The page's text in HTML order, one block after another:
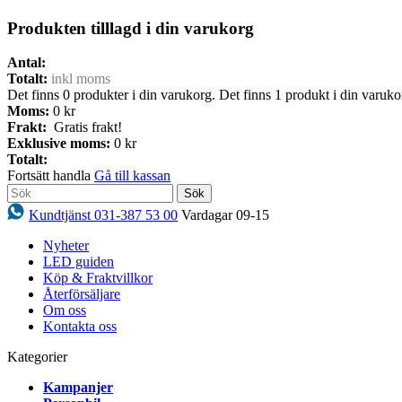
Produkten tilllagd i din varukorg
Antal:
Totalt: inkl moms
Det finns 0 produkter i din varukorg. Det finns 1 produkt i din
Moms: 0 kr
Frakt: Gratis frakt!
Exklusive moms: 0 kr
Totalt:
Fortsätt handla Gå till kassan
Sök
Kundtjänst 031-387 53 00 Vardagar 09-15
Nyheter
LED guiden
Köp & Fraktvillkor
Återförsäljare
Om oss
Kontakta oss
Kategorier
Kampanjer